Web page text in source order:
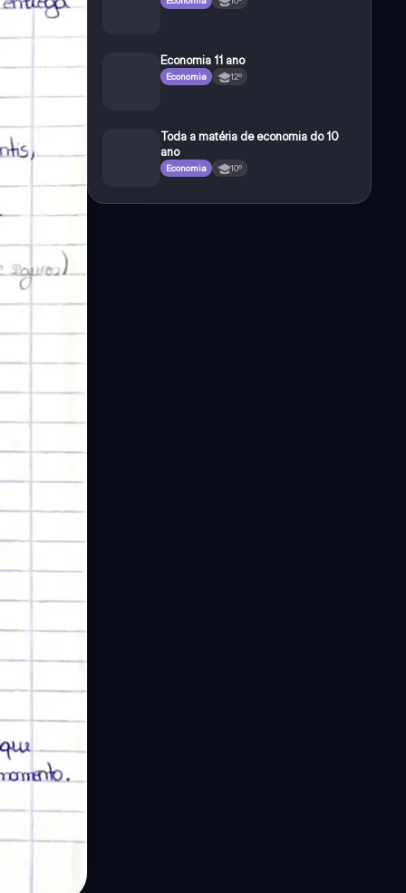
Economia 11 ano
Economia 12º
Toda a matéria de economia do 10
ano
Economia 10º